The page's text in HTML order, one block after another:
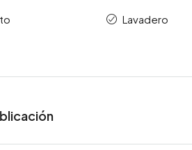
Lavadero